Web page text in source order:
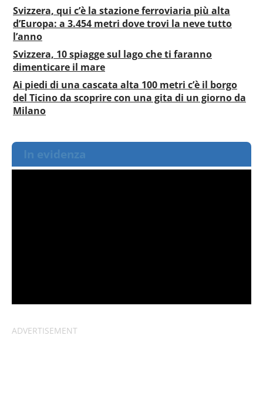
Svizzera, qui c’è la stazione ferroviaria più alta
d’Europa: a 3.454 metri dove trovi la neve tutto
l’anno
Svizzera, 10 spiagge sul lago che ti faranno
dimenticare il mare
Ai piedi di una cascata alta 100 metri c’è il borgo
del Ticino da scoprire con una gita di un giorno da
Milano
In evidenza